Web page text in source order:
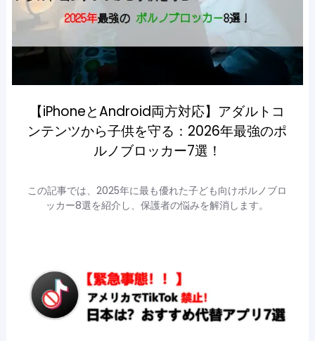
【iPhoneとAndroid両方対応】アダルトコ
ンテンツから子供を守る：2026年最強のポ
ルノブロッカー7選！
この記事では、2025年に最も優れた子ども向けポルノブロ
ッカー8選を紹介し、保護者の悩みを解消します。